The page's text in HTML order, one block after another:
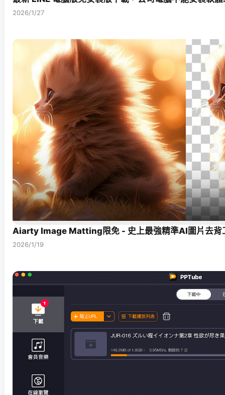
2026/1/27
Aiarty Image Matting限免 - 史上最強精準AI圖片去背
2026/1/19